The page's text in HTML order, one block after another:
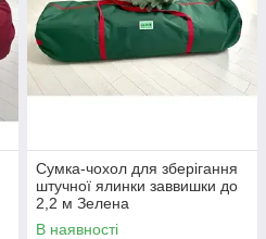
Сумка-чохол для зберігання
штучної ялинки заввишки до
2,2 м Зелена
В наявності